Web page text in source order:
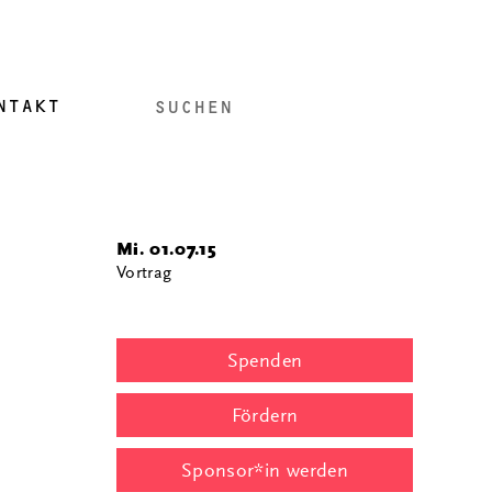
Mi. 01.07.15
Vortrag
Spenden
Fördern
Sponsor*in werden